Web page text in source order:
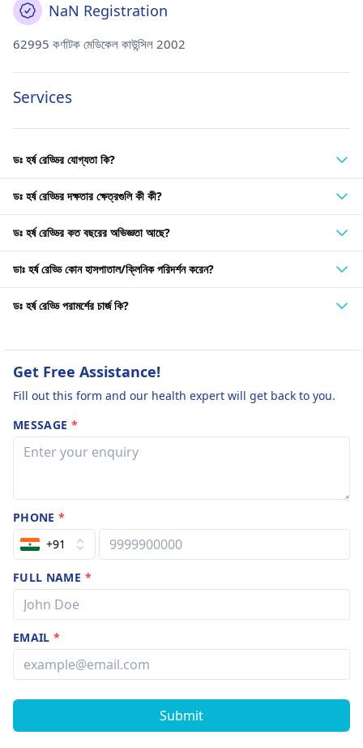
NaN Registration
62995 কর্ণাটক মেডিকেল কাউন্সিল 2002
Services
ডঃ হর্ষ রেড্ডির যোগ্যতা কি?
ডঃ হর্ষ রেড্ডির দক্ষতার ক্ষেত্রগুলি কী কী?
ডঃ হর্ষ রেড্ডির কত বছরের অভিজ্ঞতা আছে?
ডাঃ হর্ষ রেড্ডি কোন হাসপাতাল/ক্লিনিক পরিদর্শন করেন?
ডঃ হর্ষ রেড্ডি পরামর্শের চার্জ কি?
Get Free Assistance!
Fill out this form and our health expert will get back to you.
MESSAGE *
PHONE*
+91
FULL NAME *
EMAIL*
Submit